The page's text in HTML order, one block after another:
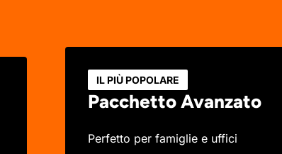
IL PIÙ POPOLARE
Pacchetto Avanzato
Perfetto per famiglie e uffici